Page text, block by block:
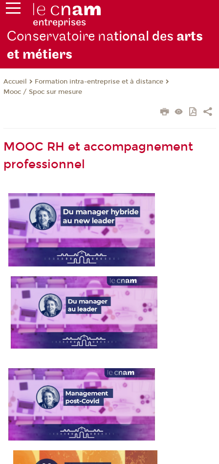
Conservatoire national des arts
et métiers
Accueil
Formation intra-entreprise et à distance
Mooc / Spoc sur mesure
MOOC RH et accompagnement
professionnel